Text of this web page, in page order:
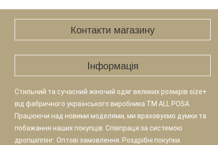
Контакти магазину
Iнформація
Стильний та сучасний жіночий одяг великих розмірів size+
від фабричного українського виробника TM ALL POSA.
Працюючи над новими моделями, ми враховуємо думки та
побажання наших покупців. Співпраця за системою
дропшіппінг. Оптові замовлення. Роздрібні покупки.